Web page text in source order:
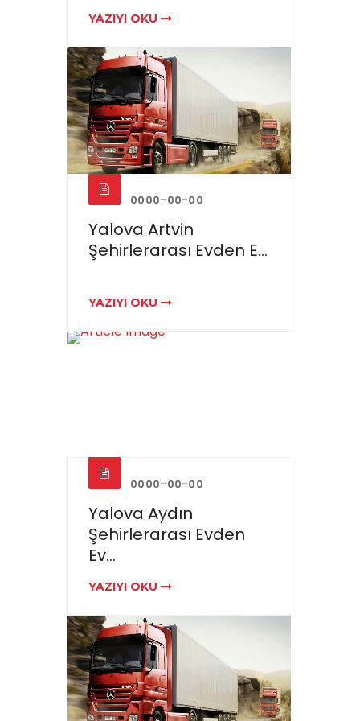
YAZIYI OKU
0000-00-00
Yalova Artvin
Şehirlerarası Evden E...
YAZIYI OKU
0000-00-00
Yalova Aydın
Şehirlerarası Evden
Ev...
YAZIYI OKU